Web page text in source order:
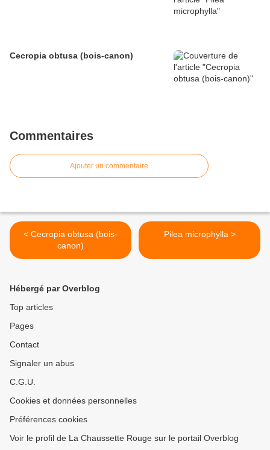
Cecropia obtusa (bois-canon)
Commentaires
Ajouter un commentaire
< Cecropia obtusa (bois-
canon)
Pilea microphylla >
Hébergé par Overblog
Top articles
Pages
Contact
Signaler un abus
C.G.U.
Cookies et données personnelles
Préférences cookies
Voir le profil de La Chaussette Rouge sur le portail Overblog